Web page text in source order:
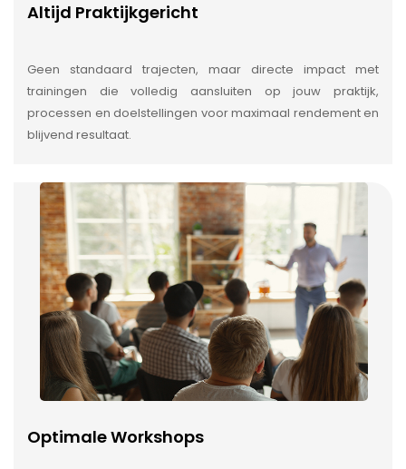
Altijd Praktijkgericht
Geen standaard trajecten, maar directe impact met
trainingen die volledig aansluiten op jouw praktijk,
processen en doelstellingen voor maximaal rendement en
blijvend resultaat.
Optimale Workshops